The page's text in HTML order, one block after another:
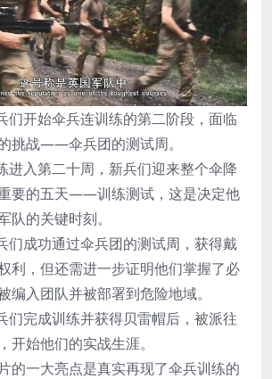
们开始伞兵连训练的第二阶段，面临
挑战——伞兵团的测试周。
进入第二十周，新兵们迎来整个伞降
要的五天——训练测试，这是决定他
队的关键时刻。
们成功通过伞兵团的测试周，获得戴
利，但还需进一步证明他们掌握了必
编入团队并被部署到危险地域。
们完成训练并获得贝雷帽后，被派往
开始他们的实战生涯。
的一大亮点是真实再现了伞兵训练的